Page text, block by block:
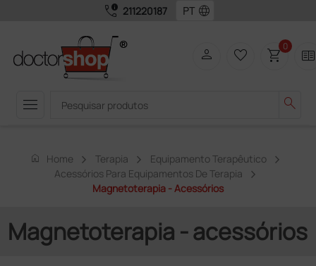
call_quality 211220187 language
menu search
person favorite_border shopping_cart0 two_pager
home Home Terapia
Equipamento Terapêutico
Acessórios Para Equipamentos De Terapia
Magnetoterapia - Acessórios
Magnetoterapia - acessórios